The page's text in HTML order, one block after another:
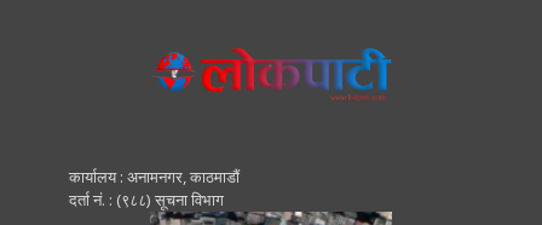
कार्यालय : अनामनगर, काठमाडाैं
दर्ता नं. : (९८८) सूचना विभाग